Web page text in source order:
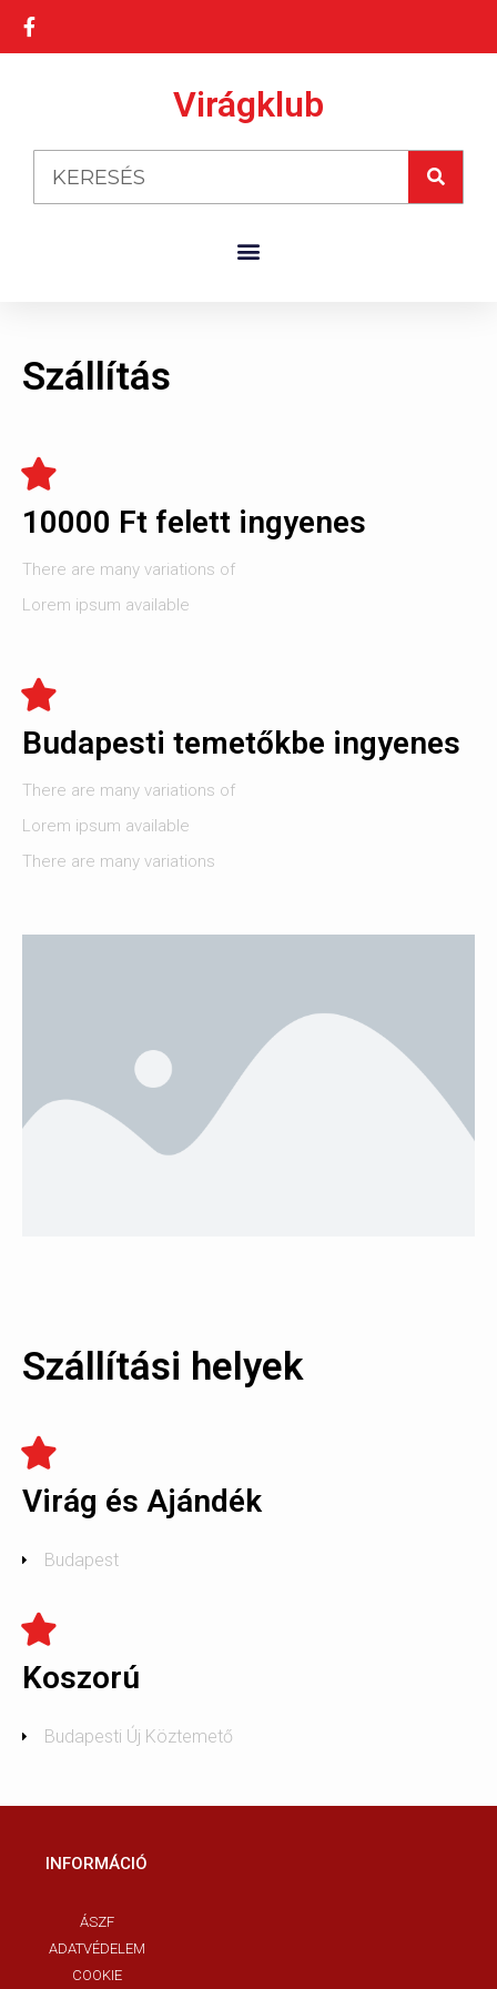
Virágklub
Szállítás
10000 Ft felett ingyenes
There are many variations of
Lorem ipsum available
Budapesti temetőkbe ingyenes
There are many variations of
Lorem ipsum available
There are many variations
Szállítási helyek
Virág és Ajándék
Budapest
Koszorú
Budapesti Új Köztemető
INFORMÁCIÓ
ÁSZF
ADATVÉDELEM
COOKIE